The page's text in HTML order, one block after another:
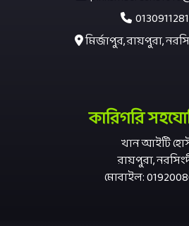
মির্জাপুর, রায়পুরা,
কারিগরি
খান আইটি
রায়পুরা,
মোবাইল: